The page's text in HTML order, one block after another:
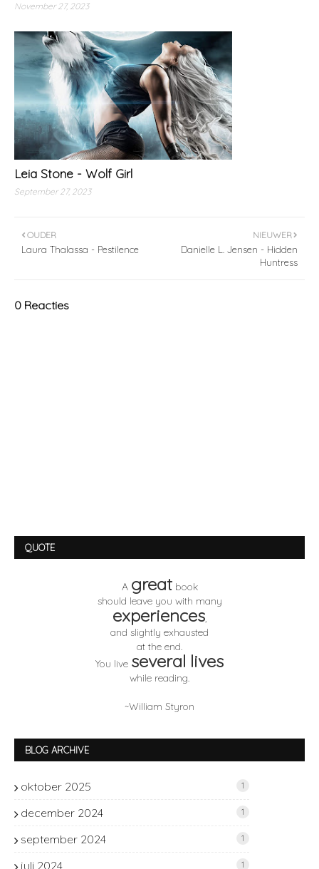
November 27, 2023
Leia Stone - Wolf Girl
September 27, 2023
NIEUWER
Danielle L. Jensen - Hidden
Huntress
OUDER
Laura Thalassa - Pestilence
0 Reacties
QUOTE
A greatbook
should leave you with many
experiences,
and slightly exhausted
at the end.
You live several lives
while reading.
~William Styron
BLOG ARCHIVE
oktober 2025 1
december 2024 1
september 2024 1
juli 2024 1